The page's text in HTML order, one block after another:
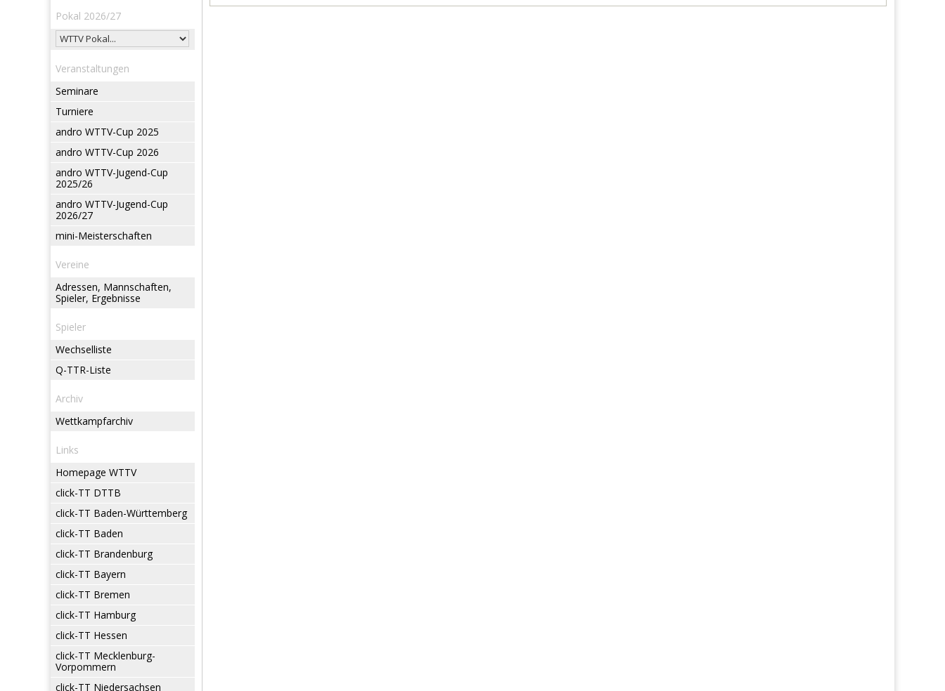
Pokal 2026/27
Veranstaltungen
Seminare
Turniere
andro WTTV-Cup 2025
andro WTTV-Cup 2026
andro WTTV-Jugend-Cup
2025/26
andro WTTV-Jugend-Cup
2026/27
mini-Meisterschaften
Vereine
Adressen, Mannschaften,
Spieler, Ergebnisse
Spieler
Wechselliste
Q-TTR-Liste
Archiv
Wettkampfarchiv
Links
Homepage WTTV
click-TT DTTB
click-TT Baden-Württemberg
click-TT Baden
click-TT Brandenburg
click-TT Bayern
click-TT Bremen
click-TT Hamburg
click-TT Hessen
click-TT Mecklenburg-
Vorpommern
click-TT Niedersachsen